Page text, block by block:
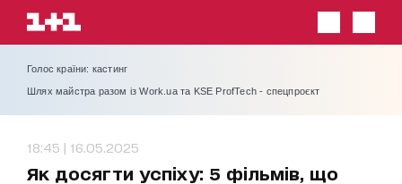
Голос країни: кастинг
Шлях майстра разом із Work.ua та KSE ProfTech - спецпроєкт
18:45 | 16.05.2025
Як досягти успіху: 5 фільмів, що